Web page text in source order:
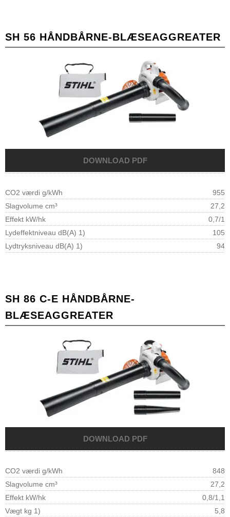
SH 56 HÅNDBÅRNE-BLÆSEAGGREATER
CO2 værdi g/kWh
955
Slagvolume cm³
27,2
Effekt kW/hk
0,7/1
Lydeffektniveau dB(A) 1)
105
Lydtryksniveau dB(A) 1)
94
SH 86 C-E HÅNDBÅRNE-
BLÆSEAGGREATER
CO2 værdi g/kWh
848
Slagvolume cm³
27,2
Effekt kW/hk
0,8/1,1
Vægt kg 1)
5,8